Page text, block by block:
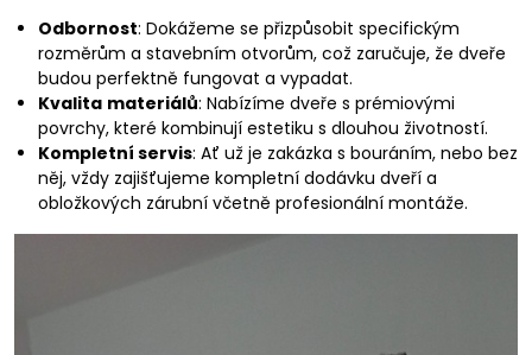
Odbornost: Dokážeme se přizpůsobit specifickým
rozměrům a stavebním otvorům, což zaručuje, že dveře
budou perfektně fungovat a vypadat.
Kvalita materiálů: Nabízíme dveře s prémiovými
povrchy, které kombinují estetiku s dlouhou životností.
Kompletní servis: Ať už je zakázka s bouráním, nebo bez
něj, vždy zajišťujeme kompletní dodávku dveří a
obložkových zárubní včetně profesionální montáže.